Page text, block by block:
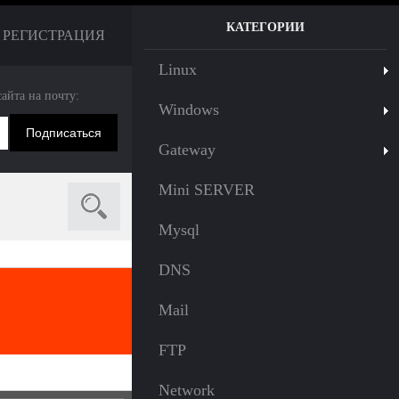
РЕГИСТРАЦИЯ
на почту:
КАТЕГОРИИ
Linux
Windows
Gateway
Mini SERVER
Mysql
DNS
Mail
FTP
Network